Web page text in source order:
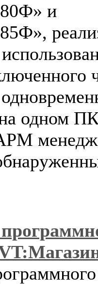
и
одном